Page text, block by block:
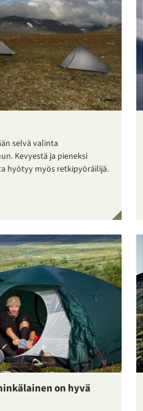
selvä valinta
Kevyestä ja pieneksi
hyötyy myös retkipyöräilijä.
on hyvä